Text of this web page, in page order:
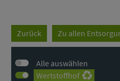
Zurück Zu allen
Alle auswählen
Wertstoffhof